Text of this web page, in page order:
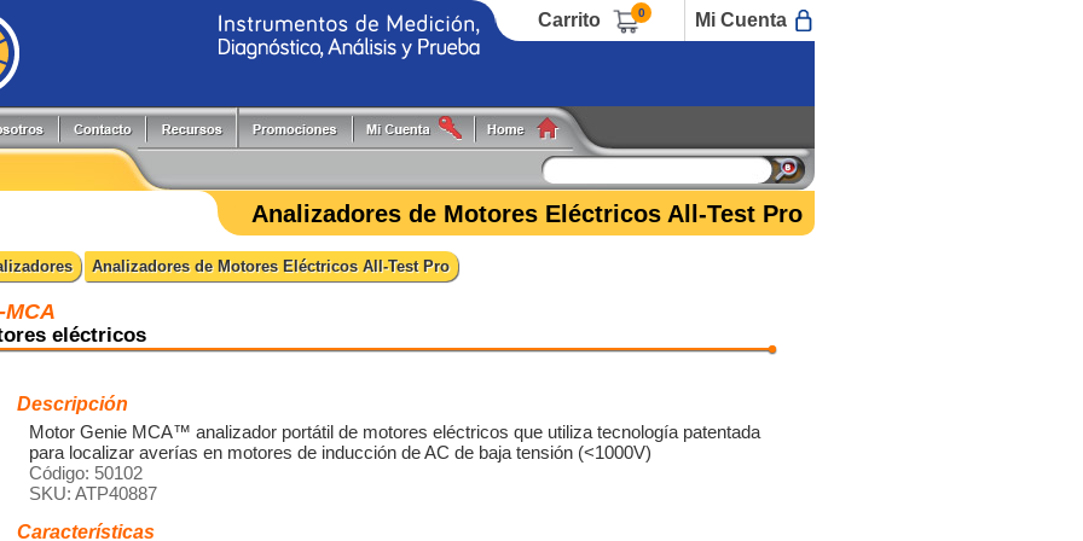
Carrito 0 Mi Cuenta
Generadores de Funciones
Medidores
Osciloscopios
Pinzas de Medición
Registradores
Software
FlukeCal
Global Specialties
Hioki
Pruftechnik
RIGOL
Tektronix
Analizadores de Motores Eléctricos All-Test Pro
Analizadores de Motores Eléctricos All-Test Pro
eléctricos
Descripción
Motor Genie MCA™ analizador portátil de motores eléctricos que utiliza tecnología patentada
para localizar averías en motores de inducción de AC de baja tensión (<1000V)
Código: 50102
SKU: ATP40887
Características